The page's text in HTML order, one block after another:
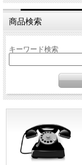
商品検索
キーワード検索